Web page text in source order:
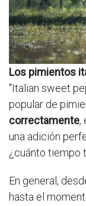
Los pimientos
"Italian sweet
popular de
correctamente,
una adición
¿cuánto tiempo
En general,
hasta el